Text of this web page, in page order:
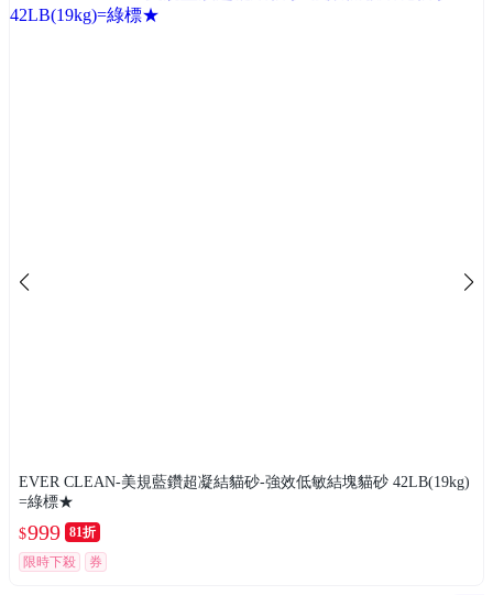
EVER CLEAN-美規藍鑽超凝結貓砂-強效低敏結塊貓砂 42LB(19kg)
=綠標★
$999 81折
限時下殺
券